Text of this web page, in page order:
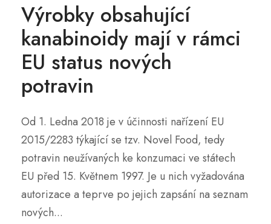
Výrobky obsahující
kanabinoidy mají v rámci
EU status nových
potravin
Od 1. Ledna 2018 je v účinnosti nařízení EU
2015/2283 týkající se tzv. Novel Food, tedy
potravin neužívaných ke konzumaci ve státech
EU před 15. Květnem 1997. Je u nich vyžadována
autorizace a teprve po jejich zapsání na seznam
nových...